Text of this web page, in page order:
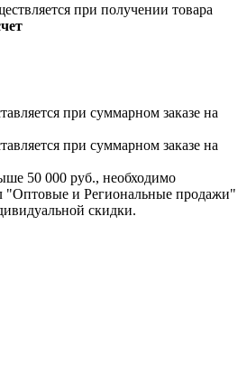
при получении товара
при суммарном заказе на
при суммарном заказе на
50 000 руб., необходимо
"Оптовые и Региональные продажи"
скидки.